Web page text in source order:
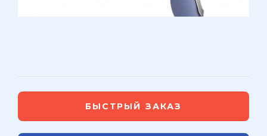
БЫСТРЫЙ ЗАКАЗ